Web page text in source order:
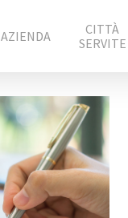
AZIENDA
CITTÀ
SERVITE